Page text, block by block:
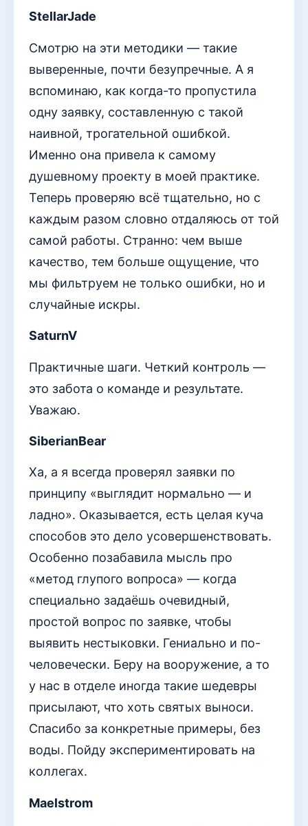
StellarJade
Смотрю на эти методики — такие
выверенные, почти безупречные. А я
вспоминаю, как когда-то пропустила
одну заявку, составленную с такой
наивной, трогательной ошибкой.
Именно она привела к самому
душевному проекту в моей практике.
Теперь проверяю всё тщательно, но с
каждым разом словно отдаляюсь от той
самой работы. Странно: чем выше
качество, тем больше ощущение, что
мы фильтруем не только ошибки, но и
случайные искры.
SaturnV
Практичные шаги. Четкий контроль —
это забота о команде и результате.
Уважаю.
SiberianBear
Ха, а я всегда проверял заявки по
принципу «выглядит нормально — и
ладно». Оказывается, есть целая куча
способов это дело усовершенствовать.
Особенно позабавила мысль про
«метод глупого вопроса» — когда
специально задаёшь очевидный,
простой вопрос по заявке, чтобы
выявить нестыковки. Гениально и по-
человечески. Беру на вооружение, а то
у нас в отделе иногда такие шедевры
присылают, что хоть святых выноси.
Спасибо за конкретные примеры, без
воды. Пойду экспериментировать на
коллегах.
Maelstrom